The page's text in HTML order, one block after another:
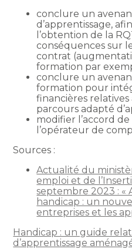
conclure un
d’apprentissage,
l’obtention de la
conséquences sur
contrat
formation par
conclure un
formation pour
financières relatives
parcours adapté
modifier l’accord
l’opérateur de
Sources :
Actualité du
emploi et de
septembre 2023 : «
handicap : un
entreprises et les
Handicap : un guide
d’apprentissage